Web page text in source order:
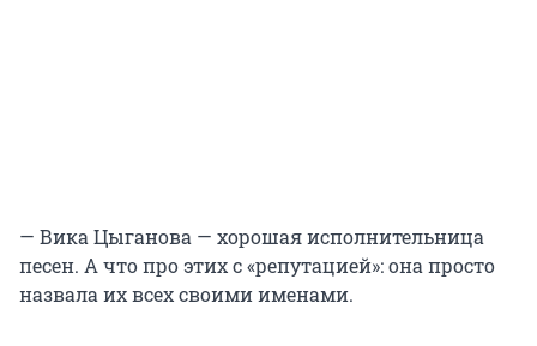
— Вика Цыганова — хорошая исполнительница
песен. А что про этих с «репутацией»: она просто
назвала их всех своими именами.